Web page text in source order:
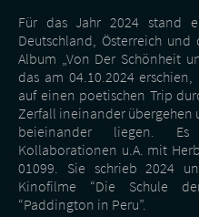
Für das Jahr 2024 stand
Deutschland, Österreich
Album „Von Der Schönheit
das am 04.10.2024
auf einen poetischen Trip
Zerfall ineinander übergehen
beieinander liegen. Es
Kollaborationen u.A. mit
01099. Sie schrieb 2024
Kinofilme “Die Schule
“Paddington in Peru”.